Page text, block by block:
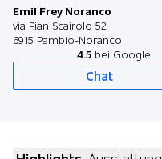
Emil Frey Noranco
via Pian Scairolo 52
6915 Pambio-Noranco
4.5 bei Google
Chat